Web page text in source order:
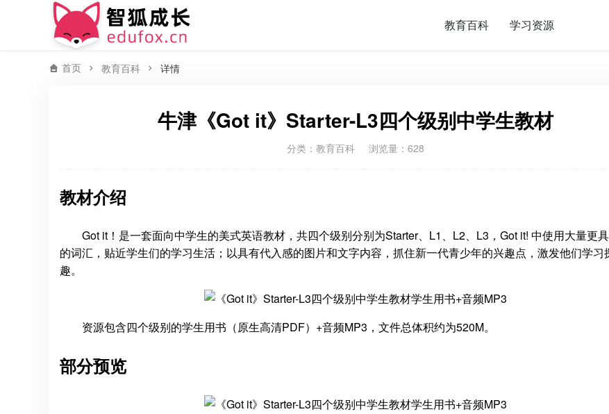
教育百科 学习资源
首页 教育百科 详情
牛津《Got it》Starter-L3四个级别中学生教材
分类： 教育百科 浏览量：628
教材介绍
Got it！是一套面向中学生的美式英语教材，共四个级别分别为Starter、L1、L2、L3，Got it! 中使用大量更
的词汇，贴近学生们的学习生活；以具有代入感的图片和文字内容，抓住新一代青少年的兴趣点，激发他们学习
趣。
资源包含四个级别的学生用书（原生高清PDF）+音频MP3，文件总体积约为520M。
部分预览